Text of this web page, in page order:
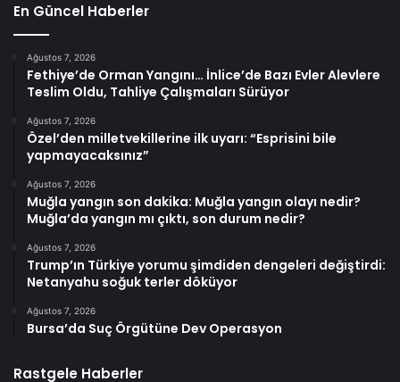
En Güncel Haberler
Ağustos 7, 2026
Fethiye’de Orman Yangını… İnlice’de Bazı Evler Alevlere
Teslim Oldu, Tahliye Çalışmaları Sürüyor
Ağustos 7, 2026
Özel’den milletvekillerine ilk uyarı: “Esprisini bile
yapmayacaksınız”
Ağustos 7, 2026
Muğla yangın son dakika: Muğla yangın olayı nedir?
Muğla’da yangın mı çıktı, son durum nedir?
Ağustos 7, 2026
Trump’ın Türkiye yorumu şimdiden dengeleri değiştirdi:
Netanyahu soğuk terler döküyor
Ağustos 7, 2026
Bursa’da Suç Örgütüne Dev Operasyon
Rastgele Haberler